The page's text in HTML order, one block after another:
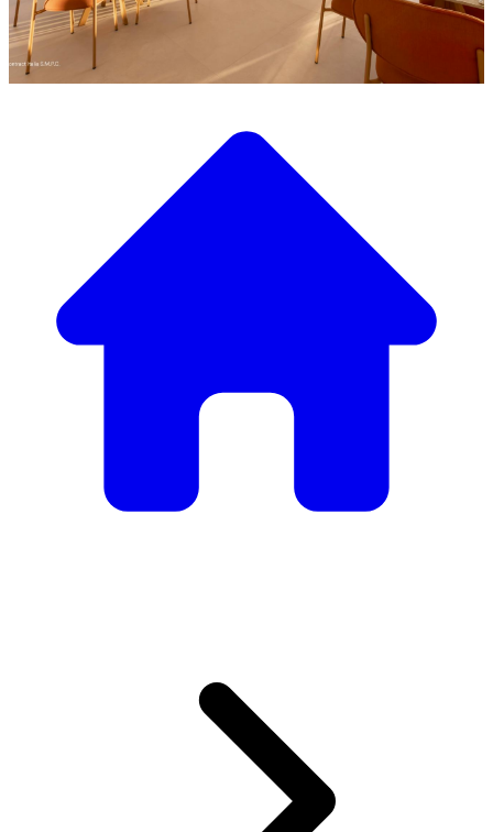
Descubre nuestra amplia selección de mobiliario de diseño
Nuestro Catálogo de
Mobiliario
lujo, tenemos todo lo necesario para crear el ambiente